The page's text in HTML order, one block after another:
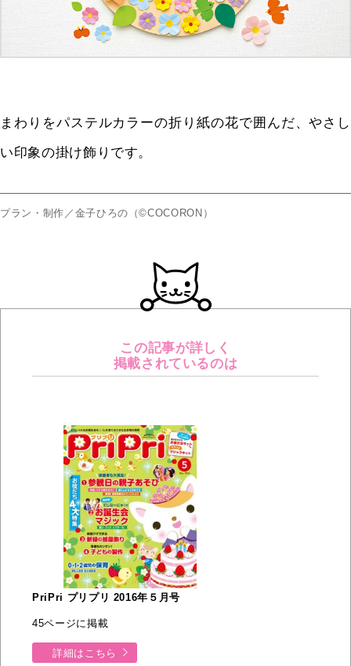
まわりをパステルカラーの折り紙の花で囲んだ、やさし
い印象の掛け飾りです。
プラン・制作／金子ひろの（©COCORON）
この記事が詳しく
掲載されているのは
PriPri プリプリ 2016年５月号
45ページに掲載
詳細はこちら